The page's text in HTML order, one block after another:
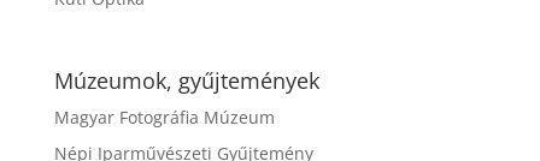
Múzeumok, gyűjtemények
Magyar Fotográfia Múzeum
Népi Iparművészeti Gyűjtemény